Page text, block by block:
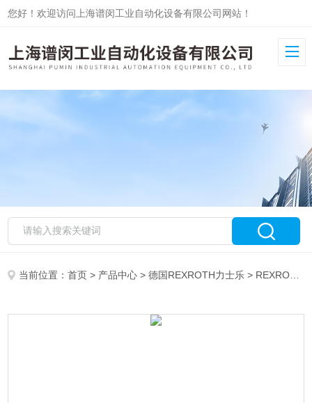
您好！欢迎访问上海谱闵工业自动化设备有限公司网站！
当前位置：首页 > 产品中心 >德国REXROTH力士乐 > REXROTH泵